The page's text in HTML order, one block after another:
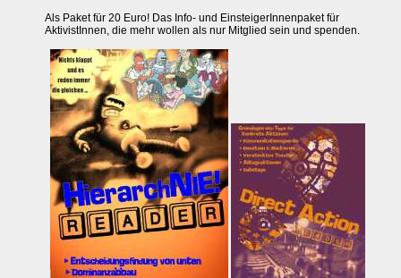
Als Paket für 20 Euro! Das Info- und EinsteigerInnenpaket für
AktivistInnen, die mehr wollen als nur Mitglied sein und spenden.